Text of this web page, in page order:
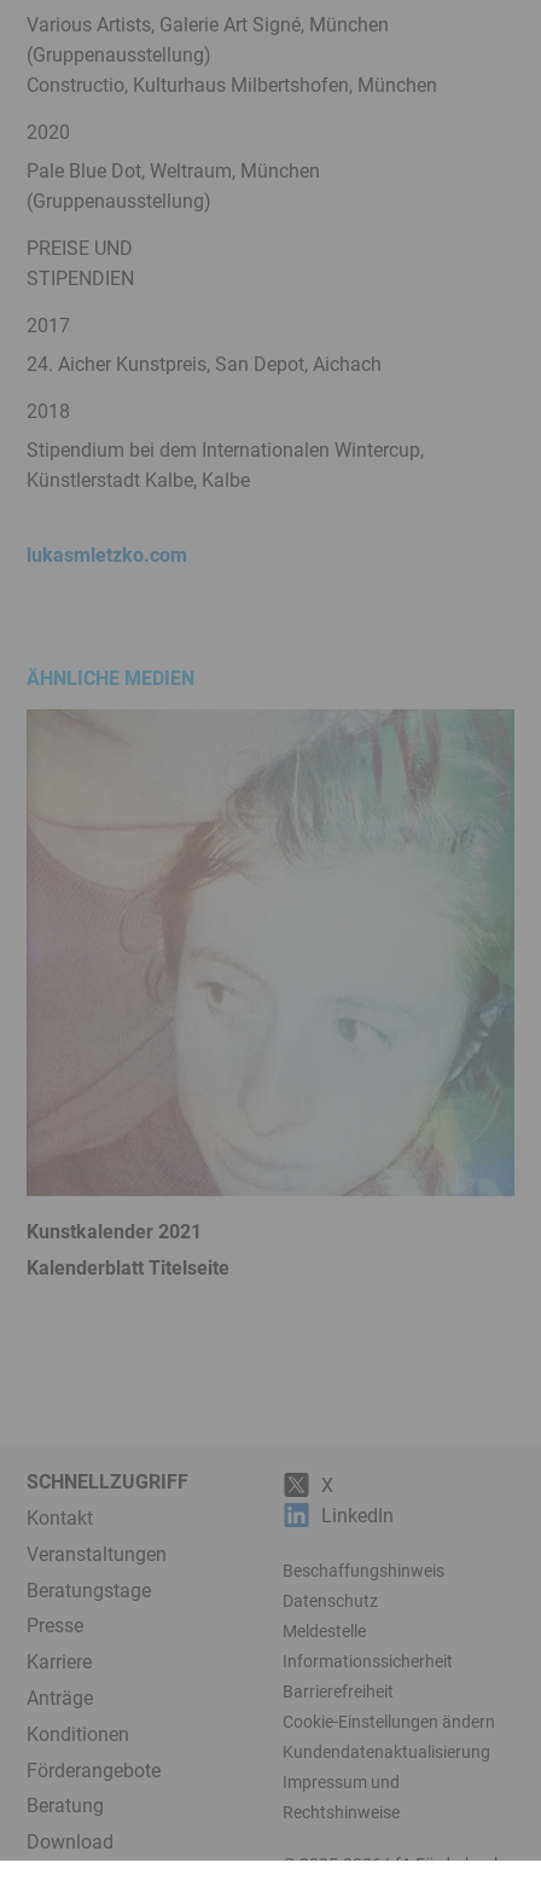
Various Artists, Galerie Art Signé, München
(Gruppenausstellung)
Constructio, Kulturhaus Milbertshofen, München
2020
Pale Blue Dot, Weltraum, München
(Gruppenausstellung)
PREISE UND
STIPENDIEN
2017
24. Aicher Kunstpreis, San Depot, Aichach
2018
Stipendium bei dem Internationalen Wintercup,
Künstlerstadt Kalbe, Kalbe
lukasmletzko.com
ÄHNLICHE MEDIEN
Kunstkalender 2021
Kalenderblatt Titelseite
SCHNELLZUGRIFF
Kontakt
Veranstaltungen
Beratungstage
Presse
Karriere
Anträge
Konditionen
Förderangebote
Beratung
Download
X
LinkedIn
Beschaffungshinweis
Datenschutz
Meldestelle
Informationssicherheit
Barrierefreiheit
Cookie-Einstellungen ändern
Kundendatenaktualisierung
Impressum und
Rechtshinweise
© 2005-2026LfA Förderbank